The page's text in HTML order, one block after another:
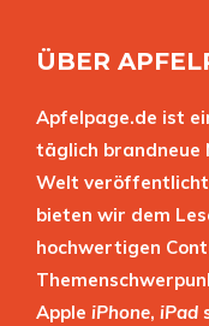
ÜBER
Apfelpage.de ist
täglich brandneue
Welt
bieten wir dem
hochwertigen
Apple iPhone, iPad